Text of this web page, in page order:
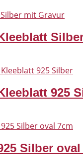
925
Silber oval